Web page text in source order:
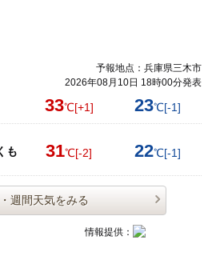
予報地点：兵庫県三木市
2026年08月10日 18時00分発表
33℃[+1] 23℃[-1]
も
31℃[-2] 22℃[-1]
週間天気をみる
情報提供：